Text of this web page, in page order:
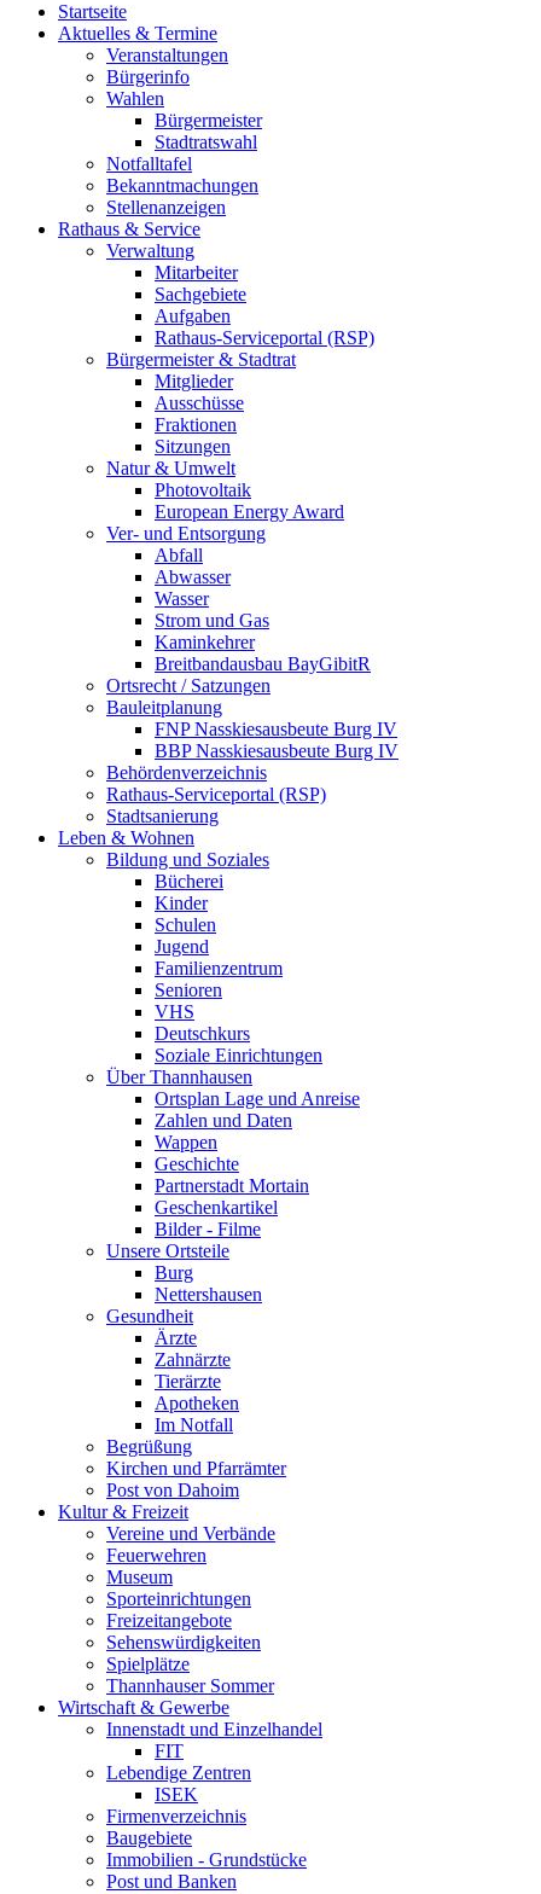
Startseite
Aktuelles & Termine
Veranstaltungen
Bürgerinfo
Wahlen
Bürgermeister
Stadtratswahl
Notfalltafel
Bekanntmachungen
Stellenanzeigen
Rathaus & Service
Verwaltung
Mitarbeiter
Sachgebiete
Aufgaben
Rathaus-Serviceportal (RSP)
Bürgermeister & Stadtrat
Mitglieder
Ausschüsse
Fraktionen
Sitzungen
Natur & Umwelt
Photovoltaik
European Energy Award
Ver- und Entsorgung
Abfall
Abwasser
Wasser
Strom und Gas
Kaminkehrer
Breitbandausbau BayGibitR
Ortsrecht / Satzungen
Bauleitplanung
FNP Nasskiesausbeute Burg IV
BBP Nasskiesausbeute Burg IV
Behördenverzeichnis
Rathaus-Serviceportal (RSP)
Stadtsanierung
Leben & Wohnen
Bildung und Soziales
Bücherei
Kinder
Schulen
Jugend
Familienzentrum
Senioren
VHS
Deutschkurs
Soziale Einrichtungen
Über Thannhausen
Ortsplan Lage und Anreise
Zahlen und Daten
Wappen
Geschichte
Partnerstadt Mortain
Geschenkartikel
Bilder - Filme
Unsere Ortsteile
Burg
Nettershausen
Gesundheit
Ärzte
Zahnärzte
Tierärzte
Apotheken
Im Notfall
Begrüßung
Kirchen und Pfarrämter
Post von Dahoim
Kultur & Freizeit
Vereine und Verbände
Feuerwehren
Museum
Sporteinrichtungen
Freizeitangebote
Sehenswürdigkeiten
Spielplätze
Thannhauser Sommer
Wirtschaft & Gewerbe
Innenstadt und Einzelhandel
FIT
Lebendige Zentren
ISEK
Firmenverzeichnis
Baugebiete
Immobilien - Grundstücke
Post und Banken